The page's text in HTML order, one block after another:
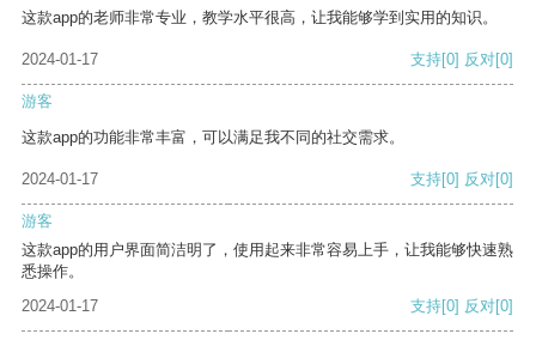
这款app的老师非常专业，教学水平很高，让我能够学到实用的知识。
2024-01-17 支持[0] 反对[0]
游客
这款app的功能非常丰富，可以满足我不同的社交需求。
2024-01-17 支持[0] 反对[0]
游客
这款app的用户界面简洁明了，使用起来非常容易上手，让我能够快速熟
悉操作。
2024-01-17
支持[0] 反对[0]